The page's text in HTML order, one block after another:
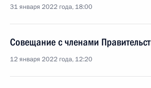
31 января 2022 года, 18:00
Совещание с членами
12 января 2022 года, 12:20